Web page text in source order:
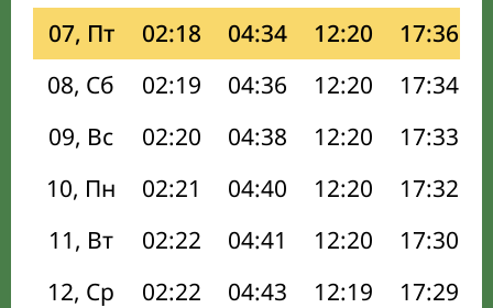
07, Пт
02:18 04:34 12:20 17:36
08, Сб
02:19 04:36 12:20 17:34
09, Вс
02:20 04:38 12:20 17:33
10, Пн
02:21 04:40 12:20 17:32
11, Вт
02:22 04:41 12:20 17:30
12, Ср
02:22 04:43 12:19 17:29